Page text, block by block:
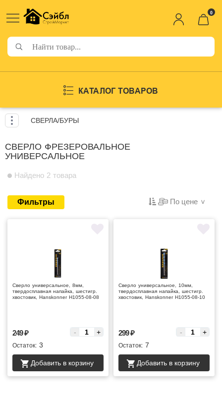
0
КАТАЛОГ ТОВАРОВ
СВЕРЛА/БУРЫ
СВЕРЛО ФРЕЗЕРОВАЛЬНОЕ
УНИВЕРСАЛЬНОЕ
Найдено 2 товара
Фильтры По цене >
Сверло универсальное, 8мм,
твердосплавная напайка, шестигр.
хвостовик, Hanskonner H1055-08-08
249₽ - +
Остаток: 3
Добавить в корзину
Сверло универсальное, 10мм,
твердосплавная напайка, шестигр.
хвостовик, Hanskonner H1055-08-10
299₽ - +
Остаток: 7
Добавить в корзину